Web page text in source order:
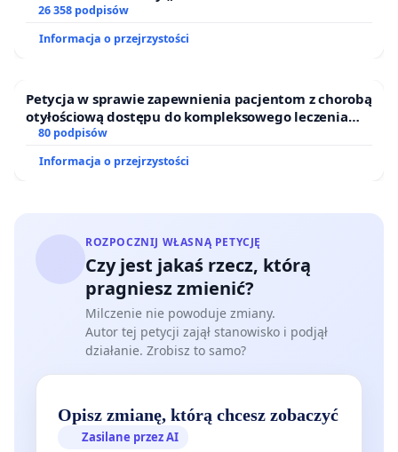
26 358 podpisów
Informacja o przejrzystości
Petycja w sprawie zapewnienia pacjentom z chorobą
otyłościową dostępu do kompleksowego leczenia
oraz programów profilaktycznych.
80 podpisów
Informacja o przejrzystości
ROZPOCZNIJ WŁASNĄ PETYCJĘ
Czy jest jakaś rzecz, którą
pragniesz zmienić?
Milczenie nie powoduje zmiany.
Autor tej petycji zajął stanowisko i podjął
działanie. Zrobisz to samo?
Opisz zmianę, którą chcesz zobaczyć
Zasilane przez AI